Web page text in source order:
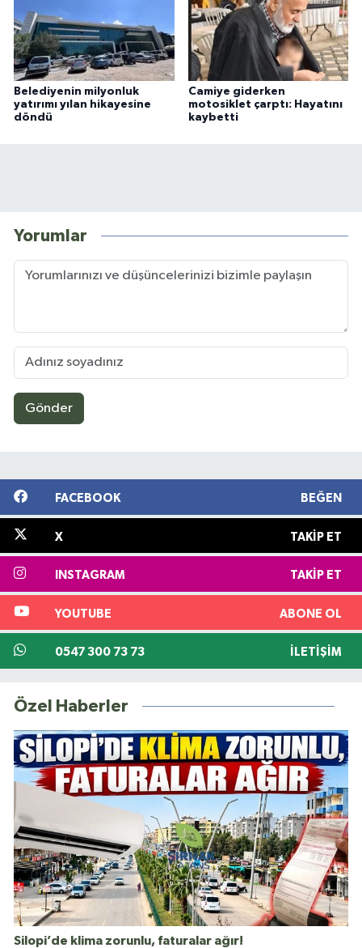
Belediyenin milyonluk
yatırımı yılan hikayesine
döndü
Camiye giderken
motosiklet çarptı: Hayatını
kaybetti
Yorumlar
Gönder
FACEBOOK BEĞEN
X TAKIP ET
INSTAGRAM TAKIP ET
YOUTUBE ABONE OL
0547 300 73 73 İLETIŞIM
Özel Haberler
Silopi’de klima zorunlu, faturalar ağır!